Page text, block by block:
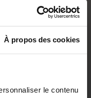
À propos des cookies
le contenu